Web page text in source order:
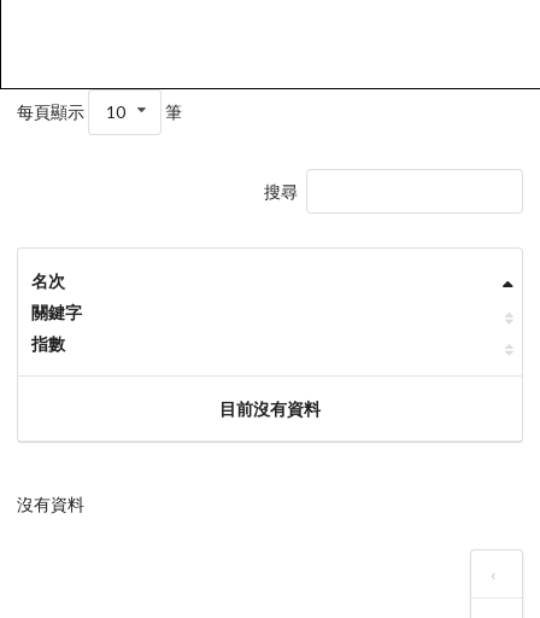
每頁顯示 10 筆
搜尋
名次
關鍵字
指數
目前沒有資料
沒有資料
‹